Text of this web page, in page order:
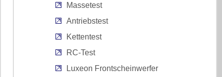
Massetest
Antriebstest
Kettentest
RC-Test
Luxeon Frontscheinwerfer